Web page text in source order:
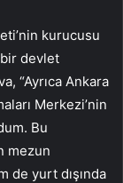
kurucusu
devlet
“Ayrıca Ankara
Merkezi’nin
Bu
mezun
de yurt dışında